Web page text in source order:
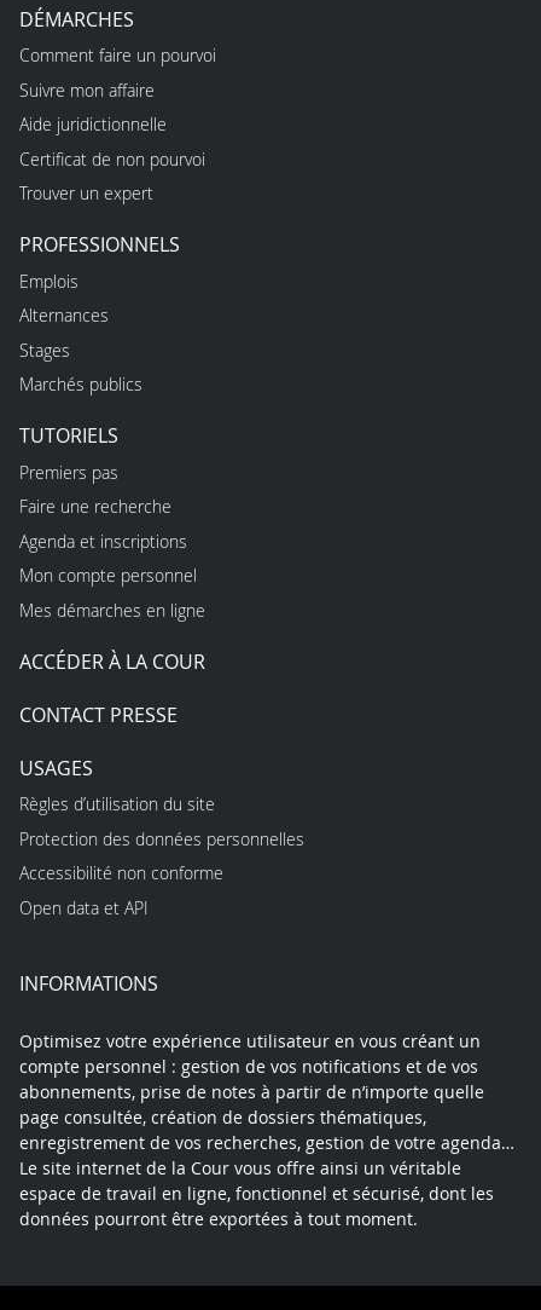
DÉMARCHES
Comment faire un pourvoi
Suivre mon affaire
Aide juridictionnelle
Certificat de non pourvoi
Trouver un expert
PROFESSIONNELS
Emplois
Alternances
Stages
Marchés publics
TUTORIELS
Premiers pas
Faire une recherche
Agenda et inscriptions
Mon compte personnel
Mes démarches en ligne
ACCÉDER À LA COUR
CONTACT PRESSE
USAGES
Règles d’utilisation du site
Protection des données personnelles
Accessibilité non conforme
Open data et API
INFORMATIONS
Optimisez votre expérience utilisateur en vous créant un
compte personnel : gestion de vos notifications et de vos
abonnements, prise de notes à partir de n’importe quelle
page consultée, création de dossiers thématiques,
enregistrement de vos recherches, gestion de votre agenda…
Le site internet de la Cour vous offre ainsi un véritable
espace de travail en ligne, fonctionnel et sécurisé, dont les
données pourront être exportées à tout moment.